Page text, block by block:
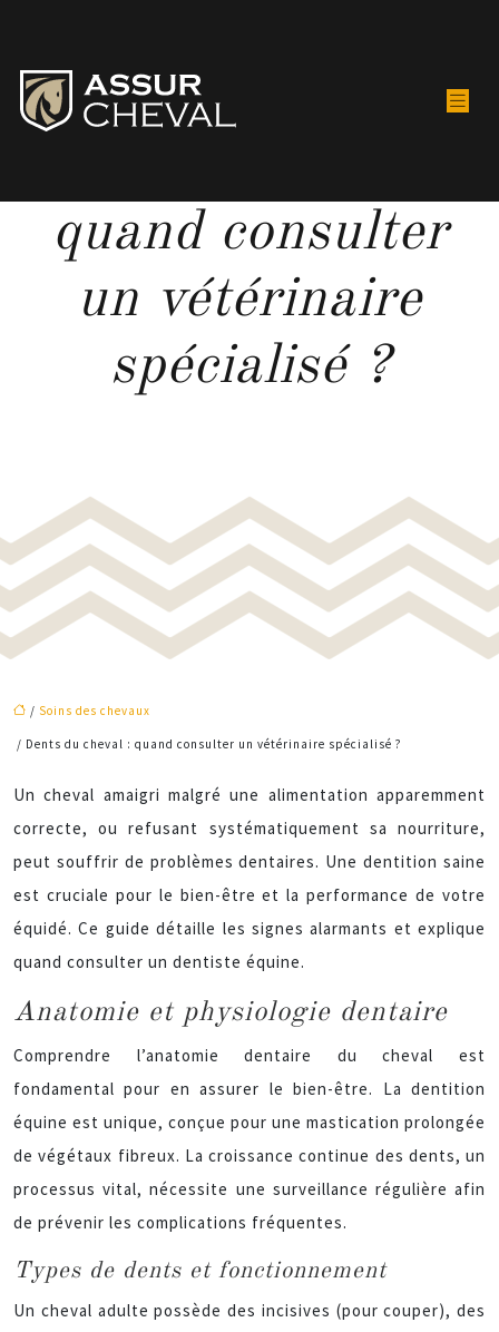
quand consulter
un vétérinaire
spécialisé ?
/ Soins des chevaux
/ Dents du cheval : quand consulter un vétérinaire spécialisé ?
Un cheval amaigri malgré une alimentation apparemment
correcte, ou refusant systématiquement sa nourriture,
peut souffrir de problèmes dentaires. Une dentition saine
est cruciale pour le bien-être et la performance de votre
équidé. Ce guide détaille les signes alarmants et explique
quand consulter un dentiste équine.
Anatomie et physiologie dentaire
Comprendre l’anatomie dentaire du cheval est
fondamental pour en assurer le bien-être. La dentition
équine est unique, conçue pour une mastication prolongée
de végétaux fibreux. La croissance continue des dents, un
processus vital, nécessite une surveillance régulière afin
de prévenir les complications fréquentes.
Types de dents et fonctionnement
Un cheval adulte possède des incisives (pour couper), des